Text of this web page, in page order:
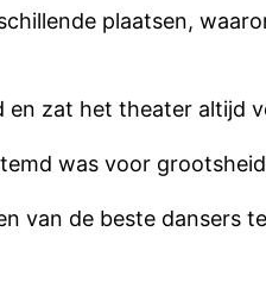
plaatsen,
en zat het theater altijd
was voor
van de beste dansers